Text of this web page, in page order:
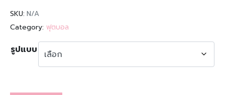
SKU: N/A
Category: ฟุตบอล
รูปแบบ